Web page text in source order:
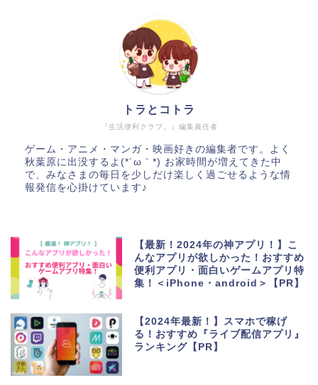
『生活便利クラブ。』編集責任者
トラとコトラ
ゲーム・アニメ・マンガ・映画好きの編集者です。よく
秋葉原に出没するよ(*´ω｀*) お家時間が増えてきた中
で、みなさまの毎日を少しだけ楽しく過ごせるような情
報発信を心掛けています♪
【最新！2024年の神アプリ！】こ
んなアプリが欲しかった！おすすめ
便利アプリ・面白いゲームアプリ特
集！＜iPhone・android＞【PR】
【2024年最新！】スマホで稼げ
る！おすすめ『ライブ配信アプリ』
ランキング【PR】